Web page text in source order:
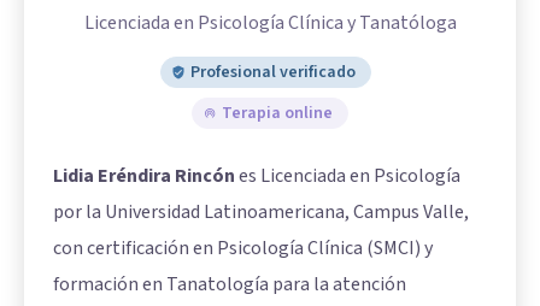
Licenciada en Psicología Clínica y Tanatóloga
Profesional verificado
Terapia online
Lidia Eréndira Rincónes Licenciada en Psicología
por la Universidad Latinoamericana, Campus Valle,
con certificación en Psicología Clínica (SMCI) y
formación en Tanatología para la atención